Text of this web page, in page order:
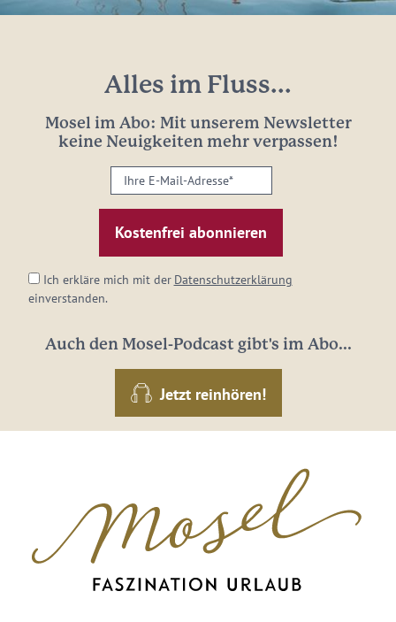
Alles im Fluss...
Mosel im Abo: Mit unserem Newsletter
keine Neuigkeiten mehr verpassen!
Ihre
E-
Mail-
Adresse:
Ich erkläre mich mit der Datenschutzerklärung
einverstanden.
Auch den Mosel-Podcast gibt's im Abo...
Jetzt reinhören!